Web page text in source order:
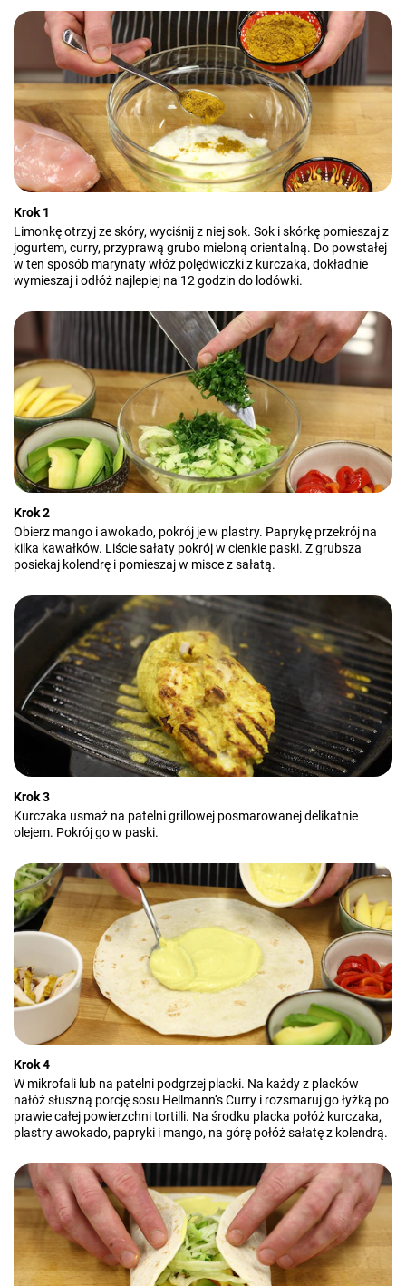
Krok 1
Limonkę otrzyj ze skóry, wyciśnij z niej sok. Sok i skórkę pomieszaj z
jogurtem, curry, przyprawą grubo mieloną orientalną. Do powstałej
w ten sposób marynaty włóż polędwiczki z kurczaka, dokładnie
wymieszaj i odłóż najlepiej na 12 godzin do lodówki.
Krok 2
Obierz mango i awokado, pokrój je w plastry. Paprykę przekrój na
kilka kawałków. Liście sałaty pokrój w cienkie paski. Z grubsza
posiekaj kolendrę i pomieszaj w misce z sałatą.
Krok 3
Kurczaka usmaż na patelni grillowej posmarowanej delikatnie
olejem. Pokrój go w paski.
Krok 4
W mikrofali lub na patelni podgrzej placki. Na każdy z placków
nałóż słuszną porcję sosu Hellmann‘s Curry i rozsmaruj go łyżką po
prawie całej powierzchni tortilli. Na środku placka połóż kurczaka,
plastry awokado, papryki i mango, na górę połóż sałatę z kolendrą.